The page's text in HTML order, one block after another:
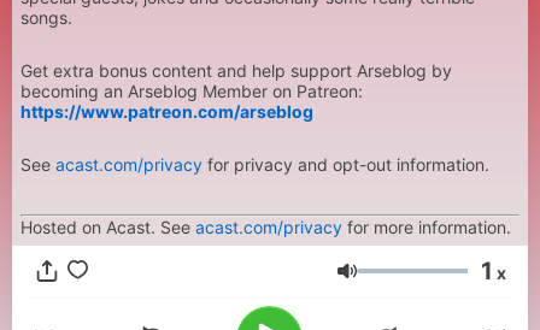
songs.
Get extra bonus content and help support Arseblog by
becoming an Arseblog Member on Patreon:
https://www.patreon.com/arseblog
See acast.com/privacy for privacy and opt-out information.
Hosted on Acast. See acast.com/privacy for more information.
Volume 1 x